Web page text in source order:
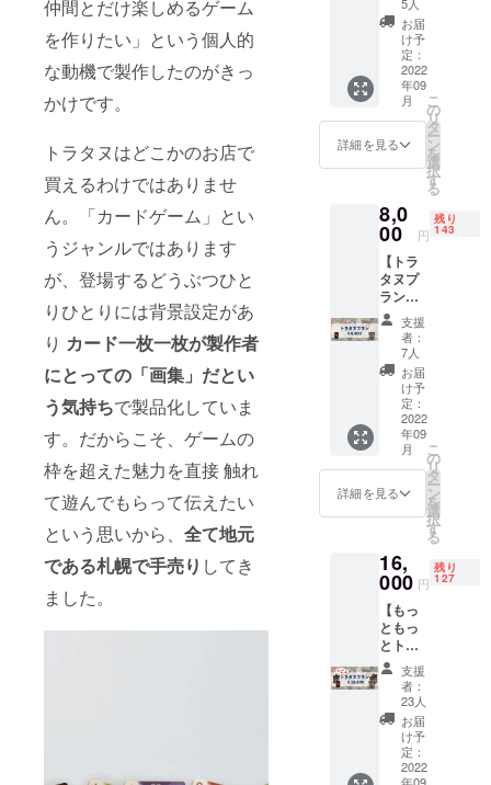
仲間とだけ楽しめるゲーム
を作りたい」という個人的
な動機で製作したのがきっ
かけです。
トラタヌはどこかのお店で
買えるわけではありませ
ん。「カードゲーム」とい
うジャンルではあります
が、登場するどうぶつひと
りひとりには背景設定があ
り カード一枚一枚が製作者
にとっての「画集」だとい
う気持ちで製品化していま
す。だからこそ、ゲームの
枠を超えた魅力を直接 触れ
て遊んでもらって伝えたい
という思いから、 全て地元
である札幌で手売り してき
ました。
が入っ
てい
る、試
してみ
たい
パック
を一つ
から選
ヌ+第1
弾パッ
ク【リ
メン
バー・
ミー】
・トラ
タヌ+第
2弾パッ
ク
【ザ・
グレー
トエス
ケー
プ】 ・
トラタ
ヌ+第3
ズ】 ・
トラタ
ヌ+第4
弾パッ
ク【タ
イガー&
ラクー
ン】 ・
トラタ
ヌ+第5
弾パッ
【フェ
タヌク
ラシッ
ク版…1
セット
・クラ
シック
プラン
限定
カー
ド…1枚
でのト
ラタヌ
を支え
てき
た"初
版"トラ
タヌ、
通称
「トラ
タヌク
ラシッ
ク版」
をお届
けしま
す。最
新版と
の絵の
の違い
はある
もの
の、
カード
裏面の
デザイ
ンは同
じなの
で最新
版と混
ぜて遊
ぶこと
お届
け予
定：
2022
年09
月
詳細を見る
こ
の
リ
タ
ー
ン
を
選
択
す
る
8,0
00 円
残り
143
【トラ
タヌプ
ラン】
(送料込
み) ・ト
ラタヌ
基本
セッ
ト…1
セット
・トラ
タヌプ
ラン限
定カー
ド…1枚
トラタ
新版、
基本
セット
をお届
けする
スタン
ダード
なプラ
ンで
す。 さ
らに、
このク
ラウド
支援
者：
7人
お届
け予
定：
2022
年09
月
詳細を見る
こ
の
リ
タ
ー
ン
を
選
択
す
る
16,
000 円
残り
127
【もっ
ともっ
とトラ
タヌプ
ラン】
(送料込
み) ・ト
ラタヌ
基本
セッ
支援
者：
23人
お届
け予
定：
2022
年09